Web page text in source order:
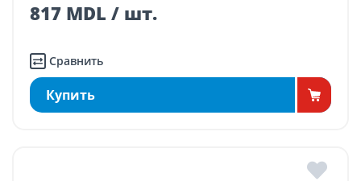
817 MDL / шт.
Сравнить
Купить